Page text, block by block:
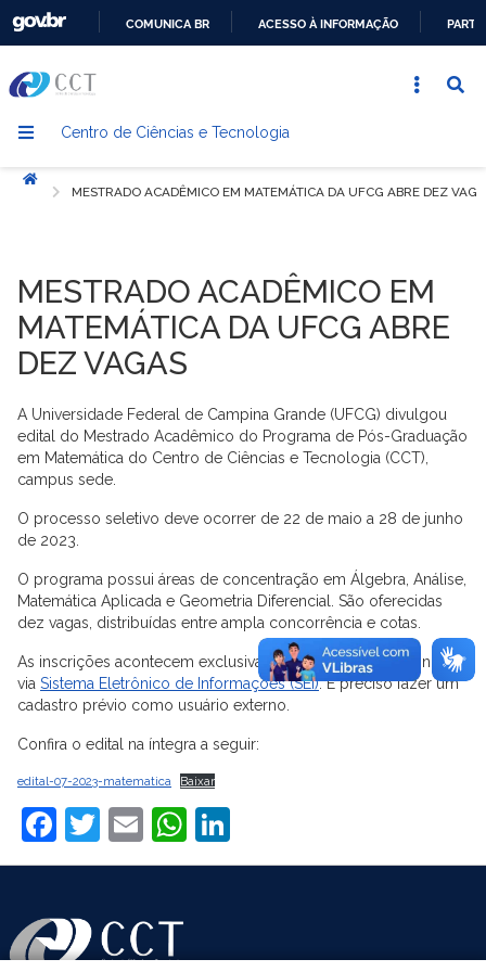
CONTEÚDO
COMUNICA BR ACESSO À INFORMAÇÃO
Centro de Ciências e Tecnologia
Início
MESTRADO ACADÊMICO EM MATEMÁTICA DA UFCG ABRE DEZ
MESTRADO ACADÊMICO EM
MATEMÁTICA DA UFCG ABRE
DEZ VAGAS
A Universidade Federal de Campina Grande (UFCG) divulgou
edital do Mestrado Acadêmico do Programa de Pós-Graduação
em Matemática do Centro de Ciências e Tecnologia (CCT),
campus sede.
O processo seletivo deve ocorrer de 22 de maio a 28 de junho
de 2023.
O programa possui áreas de concentração em Álgebra, Análise,
Matemática Aplicada e Geometria Diferencial. São oferecidas
dez vagas, distribuídas entre ampla concorrência e cotas.
As inscrições acontecem exclusivamente por meio eletrônico
via Sistema Eletrônico de Informações (SEI). É preciso fazer um
cadastro prévio como usuário externo.
Confira o edital na íntegra a seguir:
edital-07-2023-matematica Baixar
Facebook
Twitter
EmailWhatsApp